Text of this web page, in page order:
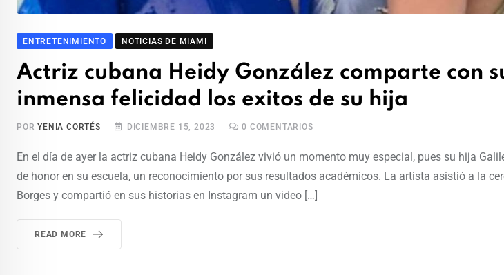
ENTRETENIMIENTO NOTICIAS DE MIAMI
Actriz cubana Heidy González comparte con
inmensa felicidad los exitos de su hija
PORYENIA CORTÉS DICIEMBRE 15, 2023 0 COMENTARIOS
En el día de ayer la actriz cubana Heidy González vivió un momento muy especial, pues su hija
de honor en su escuela, un reconocimiento por sus resultados académicos. La artista asistió a la
Borges y compartió en sus historias en Instagram un video […]
READ MORE